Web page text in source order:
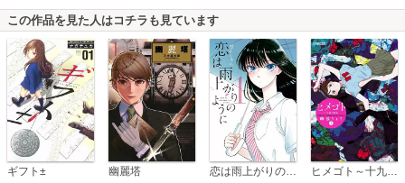
この作品を見た人はコチラも見ています
ギフト± 幽麗塔 恋は雨上がりのように ヒメゴト～十九歳の制服～